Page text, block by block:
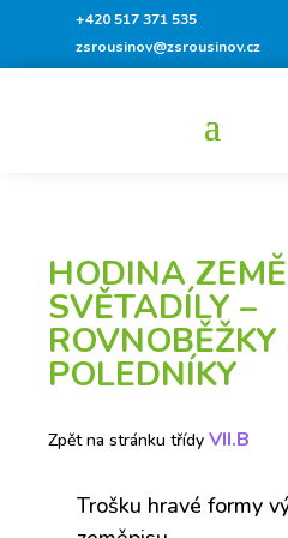
+420 517 371 535
zsrousinov@zsrousinov.cz
HODINA
SVĚTADÍLY –
POLEDNÍKY
Zpět na stránku třídy VII.B
Trošku hravé formy